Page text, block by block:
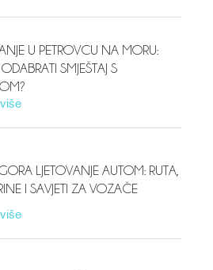
U PETROVCU NA MORU:
SMJEŠTAJ S
LJETOVANJE AUTOM: RUTA,
I SAVJETI ZA VOZAČE